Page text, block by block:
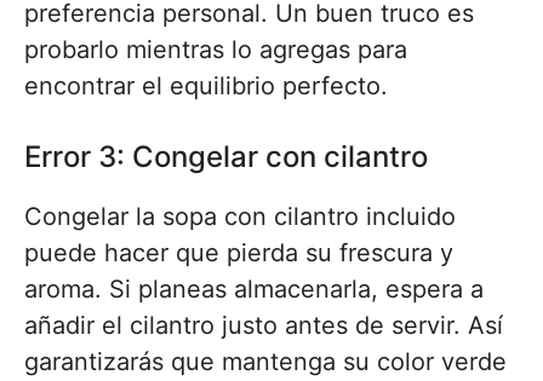
preferencia personal. Un buen truco es
probarlo mientras lo agregas para
encontrar el equilibrio perfecto.
Error 3: Congelar con cilantro
Congelar la sopa con cilantro incluido
puede hacer que pierda su frescura y
aroma. Si planeas almacenarla, espera a
añadir el cilantro justo antes de servir. Así
garantizarás que mantenga su color verde